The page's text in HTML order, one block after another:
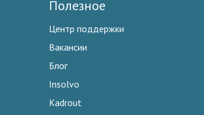
Полезное
Центр поддержки
Вакансии
Блог
Insolvo
Kadrout